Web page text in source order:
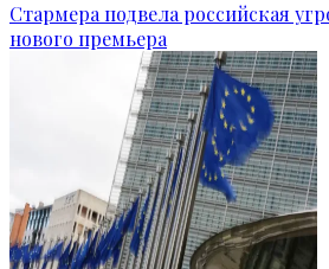
Стармера подвела российская
нового премьера